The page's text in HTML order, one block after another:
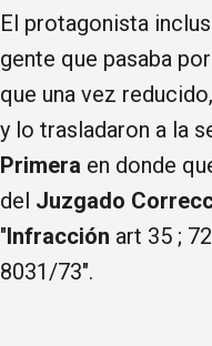
El protagonista
gente que pasaba
que una vez
y lo trasladaron a la
Primera en donde
del Juzgado
"Infracción art 35 ;
8031/73".